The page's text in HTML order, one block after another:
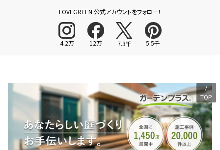
LOVEGREEN 公式アカウントをフォロー！
4.2万 12万 7.3千 5.5千
TOP